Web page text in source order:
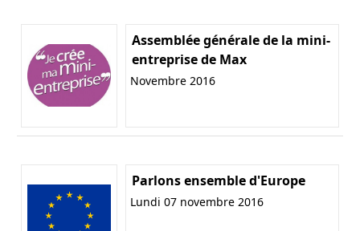
Assemblée générale de la mini-
entreprise de Max
Novembre 2016
Parlons ensemble d'Europe
Lundi 07 novembre 2016